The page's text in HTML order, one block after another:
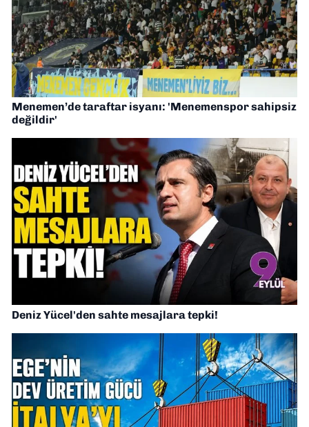
Menemen’de taraftar isyanı: 'Menemenspor sahipsiz
değildir'
Deniz Yücel'den sahte mesajlara tepki!